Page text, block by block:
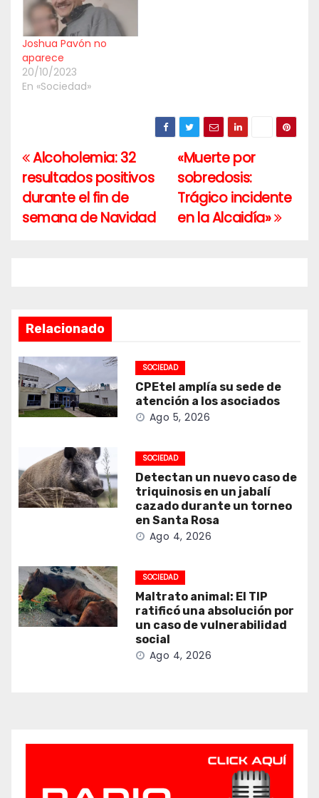
Joshua Pavón no
aparece
20/10/2023
En «Sociedad»
Navegación
de
entradas
«Muerte por
sobredosis:
Trágico incidente
en la Alcaidía»
Alcoholemia: 32
resultados positivos
durante el fin de
semana de Navidad
Relacionado
SOCIEDAD
CPEtel amplía su sede de
atención a los asociados
Ago 5, 2026
SOCIEDAD
Detectan un nuevo caso de
triquinosis en un jabalí
cazado durante un torneo
en Santa Rosa
Ago 4, 2026
SOCIEDAD
Maltrato animal: El TIP
ratificó una absolución por
un caso de vulnerabilidad
social
Ago 4, 2026